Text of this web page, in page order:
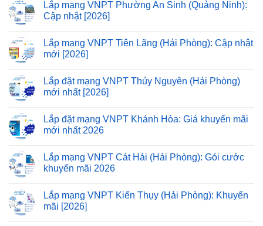
Lắp mạng VNPT Phường An Sinh (Quảng Ninh):
Cập nhật [2026]
Lắp mạng VNPT Tiên Lãng (Hải Phòng): Cập nhật
mới [2026]
Lắp đặt mạng VNPT Thủy Nguyên (Hải Phòng)
mới nhất [2026]
Lắp đặt mạng VNPT Khánh Hòa: Giá khuyến mãi
mới nhất 2026
Lắp mạng VNPT Cát Hải (Hải Phòng): Gói cước
khuyến mãi 2026
Lắp mạng VNPT Kiến Thụy (Hải Phòng): Khuyến
mãi [2026]